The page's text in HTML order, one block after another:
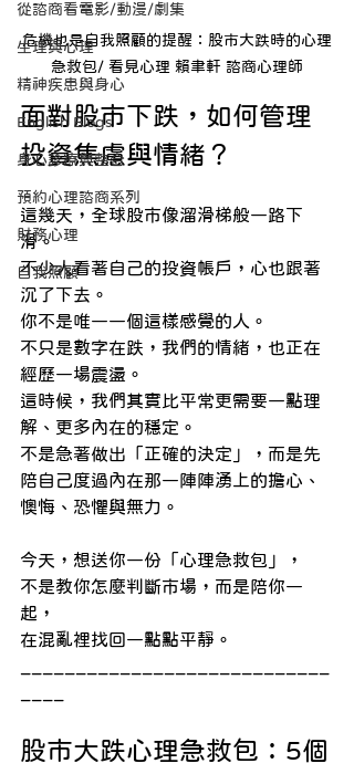
從諮商看電影/動漫/劇集
生理與心理
精神疾患與身心
English Blogs
身心診療與整合
預約心理諮商系列
財務心理
自我照顧
危機也是自我照顧的提醒：股市大跌時的心理
急救包/ 看見心理 賴聿軒 諮商心理師
面對股市下跌，如何管理
投資焦慮與情緒？
這幾天，全球股市像溜滑梯般一路下
滑。
不少人看著自己的投資帳戶，心也跟著
沉了下去。
你不是唯一一個這樣感覺的人。
不只是數字在跌，我們的情緒，也正在
經歷一場震盪。
這時候，我們其實比平常更需要一點理
解、更多內在的穩定。
不是急著做出「正確的決定」，而是先
陪自己度過內在那一陣陣湧上的擔心、
懊悔、恐懼與無力。
今天，想送你一份「心理急救包」，
不是教你怎麼判斷市場，而是陪你一
起，
在混亂裡找回一點點平靜。
股市大跌心理急救包：5個